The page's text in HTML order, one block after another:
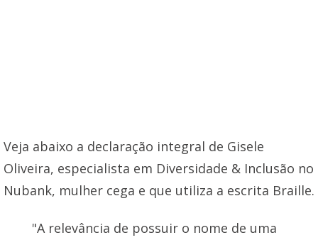
Veja abaixo a declaração integral de Gisele
Oliveira, especialista em Diversidade & Inclusão no
Nubank, mulher cega e que utiliza a escrita Braille.
"A relevância de possuir o nome de uma